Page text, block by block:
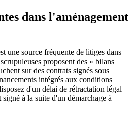
dans l'aménagement
une source fréquente de litiges dans
proposent des « bilans
sur des contrats signés sous
intégrés aux conditions
d'un délai de rétractation légal
à la suite d'un démarchage à